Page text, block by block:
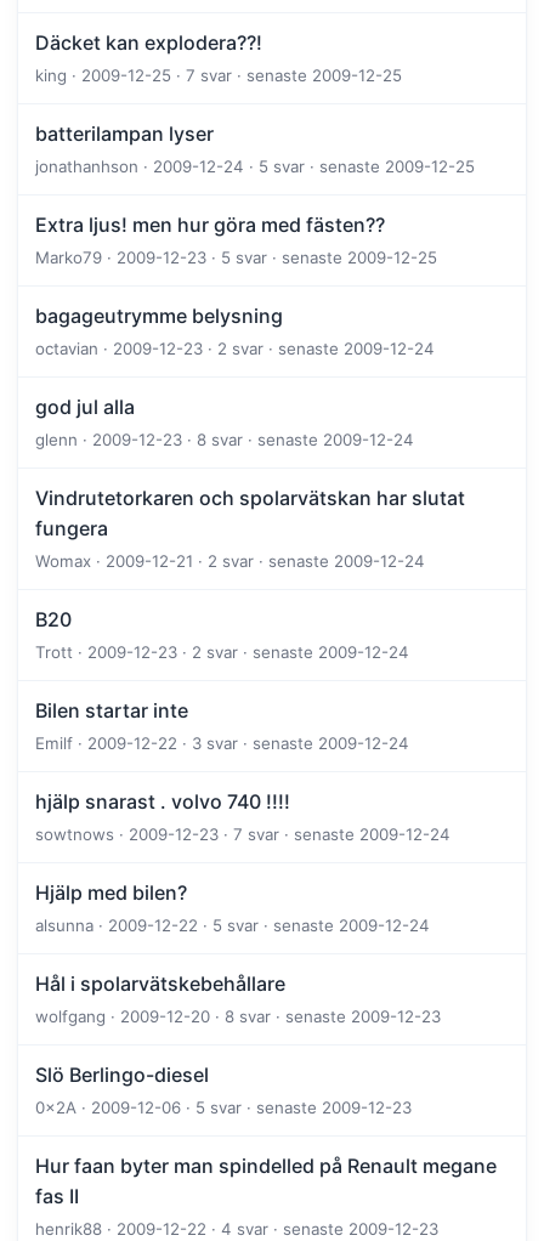
Däcket kan explodera??!
king · 2009-12-25 · 7 svar · senaste 2009-12-25
batterilampan lyser
jonathanhson · 2009-12-24 · 5 svar · senaste 2009-12-25
Extra ljus! men hur göra med fästen??
Marko79 · 2009-12-23 · 5 svar · senaste 2009-12-25
bagageutrymme belysning
octavian · 2009-12-23 · 2 svar · senaste 2009-12-24
god jul alla
glenn · 2009-12-23 · 8 svar · senaste 2009-12-24
Vindrutetorkaren och spolarvätskan har slutat
fungera
Womax · 2009-12-21 · 2 svar · senaste 2009-12-24
B20
Trott · 2009-12-23 · 2 svar · senaste 2009-12-24
Bilen startar inte
Emilf · 2009-12-22 · 3 svar · senaste 2009-12-24
hjälp snarast . volvo 740 !!!!
sowtnows · 2009-12-23 · 7 svar · senaste 2009-12-24
Hjälp med bilen?
alsunna · 2009-12-22 · 5 svar · senaste 2009-12-24
Hål i spolarvätskebehållare
wolfgang · 2009-12-20 · 8 svar · senaste 2009-12-23
Slö Berlingo-diesel
0x2A · 2009-12-06 · 5 svar · senaste 2009-12-23
Hur faan byter man spindelled på Renault megane
fas II
henrik88 · 2009-12-22 · 4 svar · senaste 2009-12-23